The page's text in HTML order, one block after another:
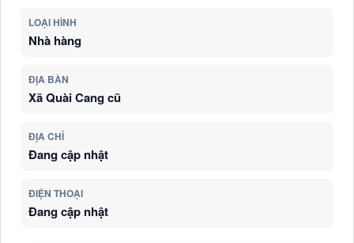
LOẠI HÌNH
Nhà hàng
ĐỊA BÀN
Xã Quài Cang cũ
ĐỊA CHỈ
Đang cập nhật
ĐIỆN THOẠI
Đang cập nhật